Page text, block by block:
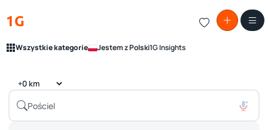
1G
Wszystkie kategorie Jestem z Polski1G Insights